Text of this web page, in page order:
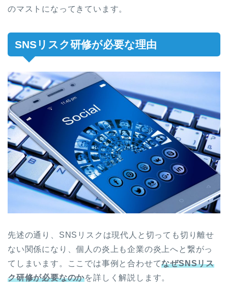
のマストになってきています。
SNSリスク研修が必要な理由
先述の通り、SNSリスクは現代人と切っても切り離せ
ない関係になり、個人の炎上も企業の炎上へと繋がっ
てしまいます。ここでは事例と合わせてなぜSNSリス
ク研修が必要なのかを詳しく解説します。